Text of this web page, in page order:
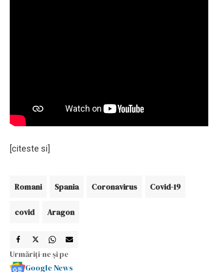
[citeste si]
Romani Spania Coronavirus Covid-19
covid Aragon
Urmăriți-ne și pe
Google News